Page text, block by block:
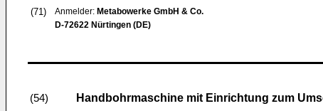
(71) Anmelder: Metabowerke GmbH & Co.
D-72622 Nürtingen (DE)
(54) Handbohrmaschine mit Einrichtung zum